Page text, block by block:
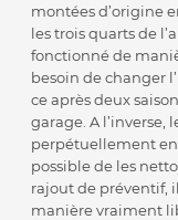
montées d’origine
les trois quarts de
fonctionné de
besoin de changer
ce après deux
garage. A l’inverse,
perpétuellement
possible de les
rajout de préventif,
manière vraiment